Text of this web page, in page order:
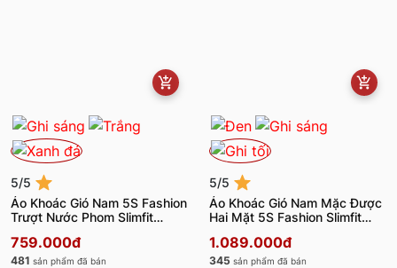
5/5
Áo Khoác Gió Nam 5S Fashion
Trượt Nước Phom Slimfit
759.000đ
481 sản phẩm đã bán
5/5
Áo Khoác Gió Nam Mặc Được
Hai Mặt 5S Fashion Slimfit
1.089.000đ
345 sản phẩm đã bán